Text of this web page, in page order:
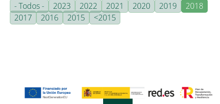
- Todos -
2023 2022 2021 2020 2019
2018
2017
2016 2015 <2015